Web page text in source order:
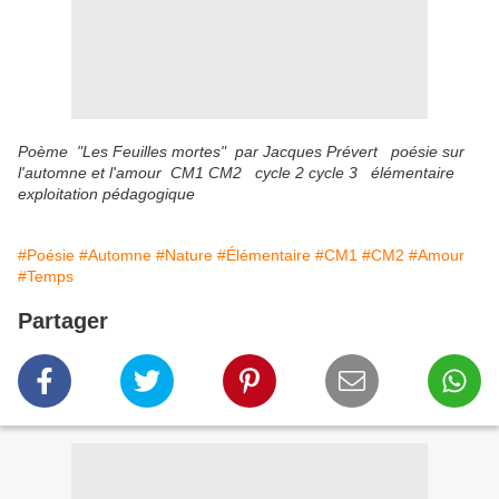
Poème "Les Feuilles mortes" par Jacques Prévert poésie sur
l'automne et l'amour CM1 CM2 cycle 2 cycle 3 élémentaire
exploitation pédagogique
#Poésie #Automne #Nature #Élémentaire #CM1 #CM2 #Amour
#Temps
Partager